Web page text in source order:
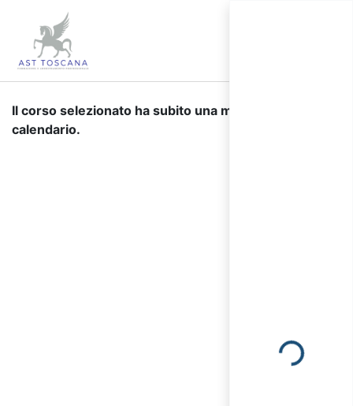
Il corso selezionato ha subito una modifica di
calendario.
Loading...